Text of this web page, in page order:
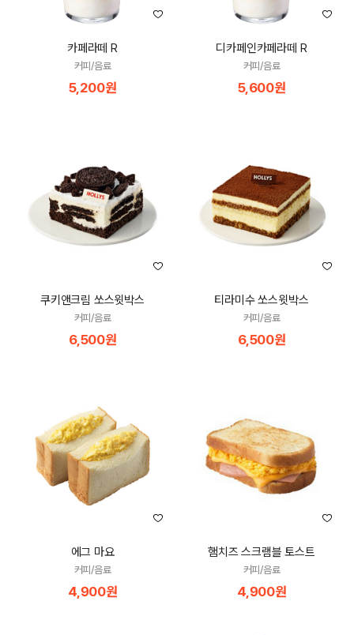
카페라떼 R
커피/음료
5,200원
디카페인카페라떼 R
커피/음료
5,600원
쿠키앤크림 쏘스윗박스
커피/음료
6,500원
티라미수 쏘스윗박스
커피/음료
6,500원
에그 마요
커피/음료
4,900원
햄치즈 스크램블 토스트
커피/음료
4,900원